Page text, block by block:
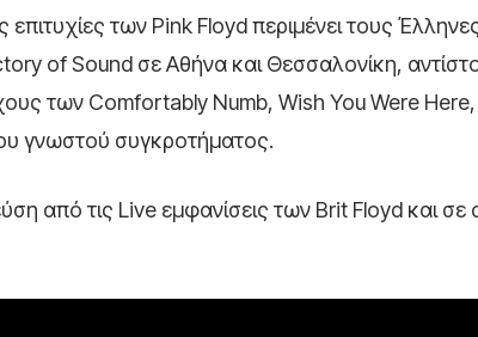
των Pink Floyd περιμένει τους
of Sound σε Αθήνα και Θεσσαλονίκη,
των Comfortably Numb, Wish You Were
γνωστού συγκροτήματος.
από τις Live εμφανίσεις των Brit Floyd και